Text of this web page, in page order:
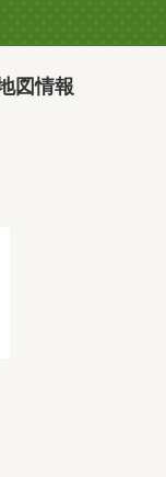
図情報